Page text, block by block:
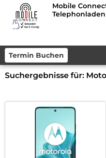
Mobile
Telephonladen
Termin Buchen
Suchergebnisse für: